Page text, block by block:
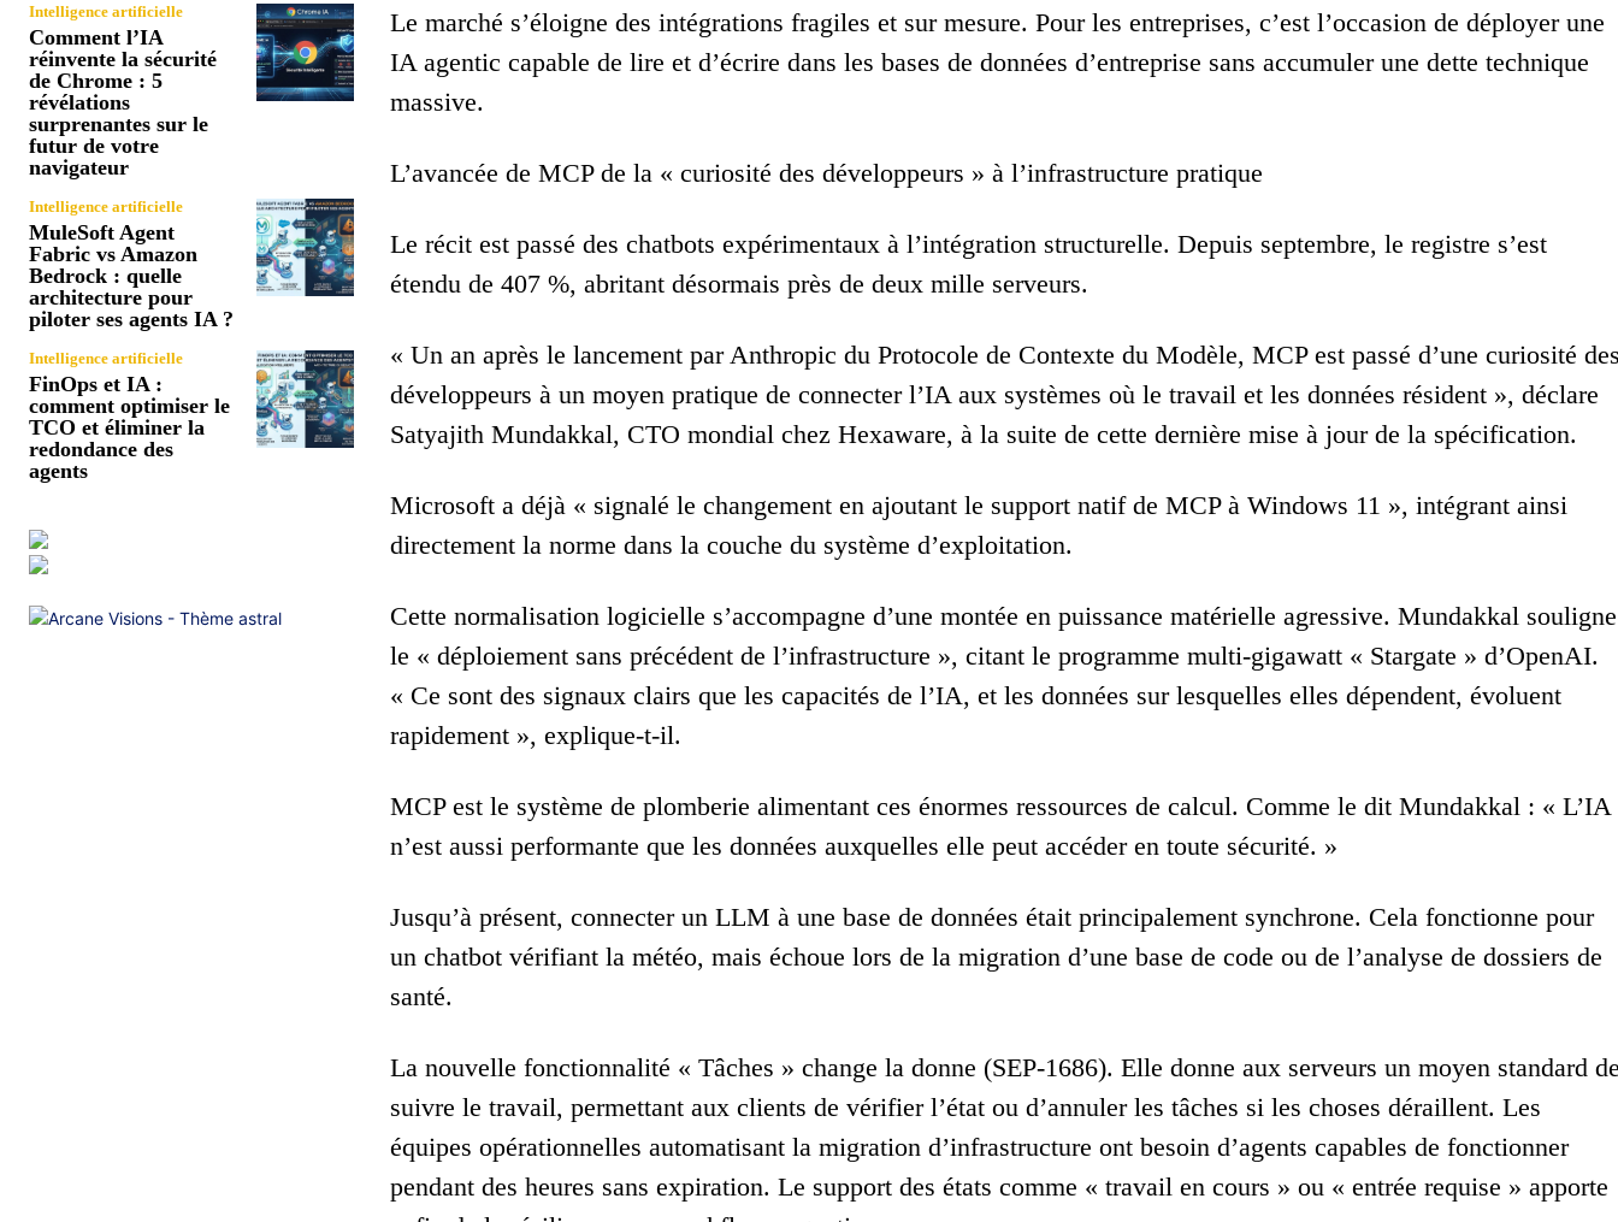
Intelligence artificielle
Comment l’IA
réinvente la sécurité
de Chrome : 5
révélations
surprenantes sur le
futur de votre
navigateur
Intelligence artificielle
MuleSoft Agent
Fabric vs Amazon
Bedrock : quelle
architecture pour
piloter ses agents IA ?
Intelligence artificielle
FinOps et IA :
comment optimiser le
TCO et éliminer la
redondance des
agents
Le marché s’éloigne des intégrations fragiles et sur mesure. Pour les entreprises, c’est l’occasion de déployer une
IA agentic capable de lire et d’écrire dans les bases de données d’entreprise sans accumuler une dette technique
massive.
L’avancée de MCP de la « curiosité des développeurs » à l’infrastructure pratique
Le récit est passé des chatbots expérimentaux à l’intégration structurelle. Depuis septembre, le registre s’est
étendu de 407 %, abritant désormais près de deux mille serveurs.
« Un an après le lancement par Anthropic du Protocole de Contexte du Modèle, MCP est passé d’une curiosité
développeurs à un moyen pratique de connecter l’IA aux systèmes où le travail et les données résident », déclare
Satyajith Mundakkal, CTO mondial chez Hexaware, à la suite de cette dernière mise à jour de la spécification.
Microsoft a déjà « signalé le changement en ajoutant le support natif de MCP à Windows 11 », intégrant ainsi
directement la norme dans la couche du système d’exploitation.
Cette normalisation logicielle s’accompagne d’une montée en puissance matérielle agressive. Mundakkal souligne
le « déploiement sans précédent de l’infrastructure », citant le programme multi-gigawatt « Stargate » d’OpenAI.
« Ce sont des signaux clairs que les capacités de l’IA, et les données sur lesquelles elles dépendent, évoluent
rapidement », explique-t-il.
MCP est le système de plomberie alimentant ces énormes ressources de calcul. Comme le dit Mundakkal : « L’IA
n’est aussi performante que les données auxquelles elle peut accéder en toute sécurité. »
Jusqu’à présent, connecter un LLM à une base de données était principalement synchrone. Cela fonctionne pour
un chatbot vérifiant la météo, mais échoue lors de la migration d’une base de code ou de l’analyse de dossiers de
santé.
La nouvelle fonctionnalité « Tâches » change la donne (SEP-1686). Elle donne aux serveurs un moyen standard
suivre le travail, permettant aux clients de vérifier l’état ou d’annuler les tâches si les choses déraillent. Les
équipes opérationnelles automatisant la migration d’infrastructure ont besoin d’agents capables de fonctionner
pendant des heures sans expiration. Le support des états comme « travail en cours » ou « entrée requise » apporte